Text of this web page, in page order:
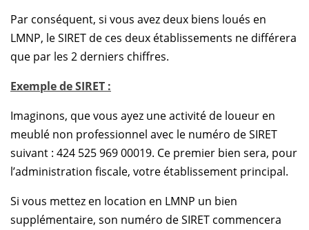
Par conséquent, si vous avez deux biens loués en
LMNP, le SIRET de ces deux établissements ne différera
que par les 2 derniers chiffres.
Exemple de SIRET :
Imaginons, que vous ayez une activité de loueur en
meublé non professionnel avec le numéro de SIRET
suivant : 424 525 969 00019. Ce premier bien sera, pour
l’administration fiscale, votre établissement principal.
Si vous mettez en location en LMNP un bien
supplémentaire, son numéro de SIRET commencera